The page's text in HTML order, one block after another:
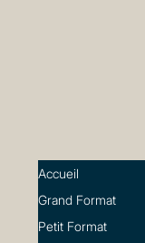
Accueil
Grand Format
Petit Format